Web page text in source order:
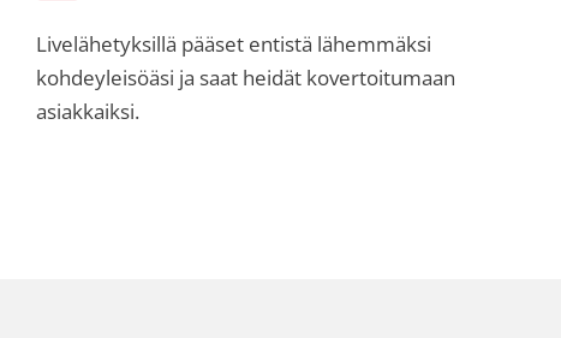
Livelähetyksillä pääset entistä lähemmäksi
kohdeyleisöäsi ja saat heidät kovertoitumaan
asiakkaiksi.